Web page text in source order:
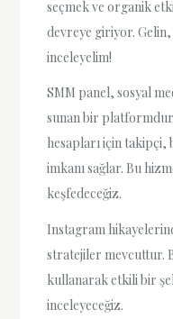
seçmek ve organik
devreye giriyor.
inceleyelim!
SMM panel, sosyal
sunan bir
hesapları için takipçi,
imkanı sağlar. Bu
keşfedeceğiz.
Instagram
stratejiler mevcuttur.
kullanarak etkili bir
inceleyeceğiz.